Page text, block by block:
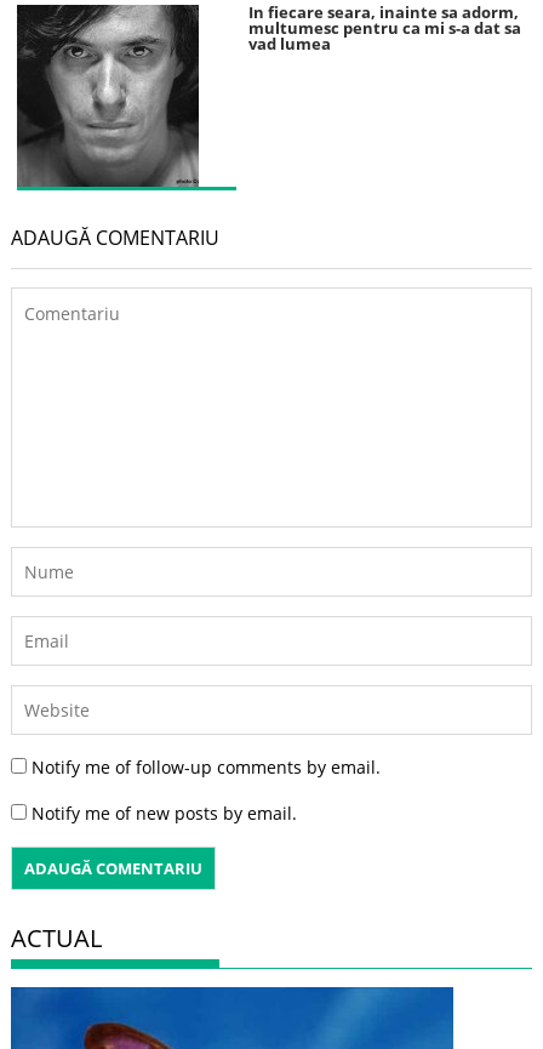
In fiecare seara, inainte sa adorm,
multumesc pentru ca mi s-a dat sa
vad lumea
ADAUGĂ COMENTARIU
Notify me of follow-up comments by email.
Notify me of new posts by email.
ACTUAL